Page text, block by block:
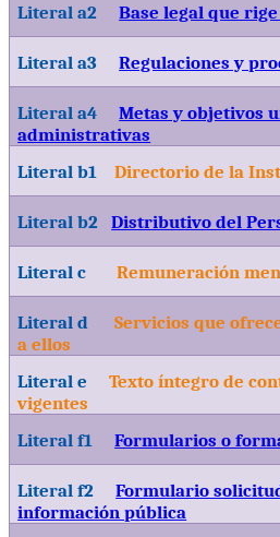
Literal a2 Base legal que
Literal a3 Regulaciones y
Literal a4
Metas y objetivos
administrativas
Literal b1 Directorio de la
Literal b2 Distributivo del
Literal c Remuneración
Literal d Servicios que
a ellos
Literal e Texto íntegro de
vigentes
Literal f1
Formularios o
Literal f2
Formulario
información pública